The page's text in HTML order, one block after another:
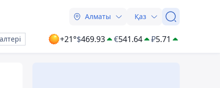
Алматы Қаз
+21°$469.93 €541.64 ₽5.71